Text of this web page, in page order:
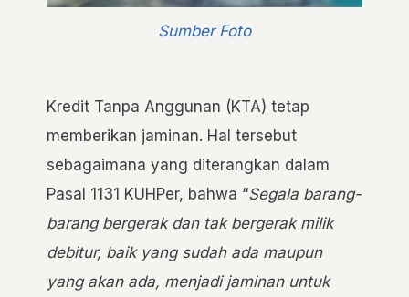
Sumber Foto
Kredit Tanpa Anggunan (KTA) tetap
memberikan jaminan. Hal tersebut
sebagaimana yang diterangkan dalam
Pasal 1131 KUHPer, bahwa “Segala barang-
barang bergerak dan tak bergerak milik
debitur, baik yang sudah ada maupun
yang akan ada, menjadi jaminan untuk